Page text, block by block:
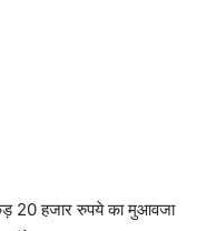
20 हजार रुपये का मुआवजा